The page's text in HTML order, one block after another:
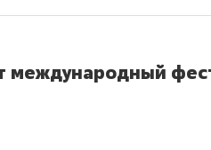
международный